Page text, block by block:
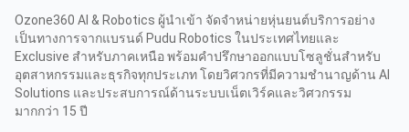
Ozone360 AI & Robotics ผู้นำเข้า จัดจำหน่ายหุ่นยนต์บริการอย่าง
เป็นทางการจากแบรนด์ Pudu Robotics ในประเทศไทยและ
Exclusive สำหรับภาคเหนือ พร้อมคำปรึกษาออกแบบโซลูชั่นสำหรับ
อุตสาหกรรมและธุรกิจทุกประเภท โดยวิศวกรที่มีความชำนาญด้าน AI
Solutions และประสบการณ์ด้านระบบเน็ตเวิร์คและวิศวกรรม
มากกว่า 15 ปี